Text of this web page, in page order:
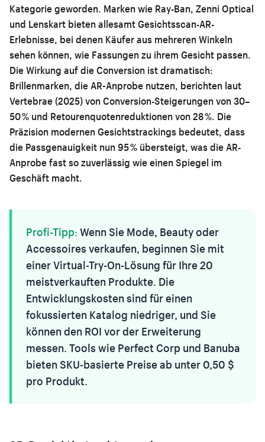
Kategorie geworden. Marken wie Ray-Ban, Zenni Optical
und Lenskart bieten allesamt Gesichtsscan-AR-
Erlebnisse, bei denen Käufer aus mehreren Winkeln
sehen können, wie Fassungen zu ihrem Gesicht passen.
Die Wirkung auf die Conversion ist dramatisch:
Brillenmarken, die AR-Anprobe nutzen, berichten laut
Vertebrae (2025) von Conversion-Steigerungen von 30–
50 % und Retourenquotenreduktionen von 28 %. Die
Präzision modernen Gesichtstrackings bedeutet, dass
die Passgenauigkeit nun 95 % übersteigt, was die AR-
Anprobe fast so zuverlässig wie einen Spiegel im
Geschäft macht.
Profi-Tipp: Wenn Sie Mode, Beauty oder
Accessoires verkaufen, beginnen Sie mit
einer Virtual-Try-On-Lösung für Ihre 20
meistverkauften Produkte. Die
Entwicklungskosten sind für einen
fokussierten Katalog niedriger, und Sie
können den ROI vor der Erweiterung
messen. Tools wie Perfect Corp und Banuba
bieten SKU-basierte Preise ab unter 0,50 $
pro Produkt.